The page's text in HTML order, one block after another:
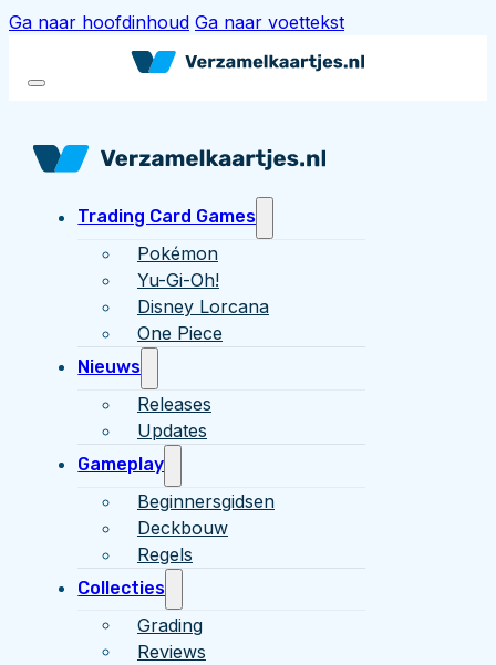
Ga naar hoofdinhoud Ga naar voettekst
Trading Card Games
Pokémon
Yu-Gi-Oh!
Disney Lorcana
One Piece
Nieuws
Releases
Updates
Gameplay
Beginnersgidsen
Deckbouw
Regels
Collecties
Grading
Reviews